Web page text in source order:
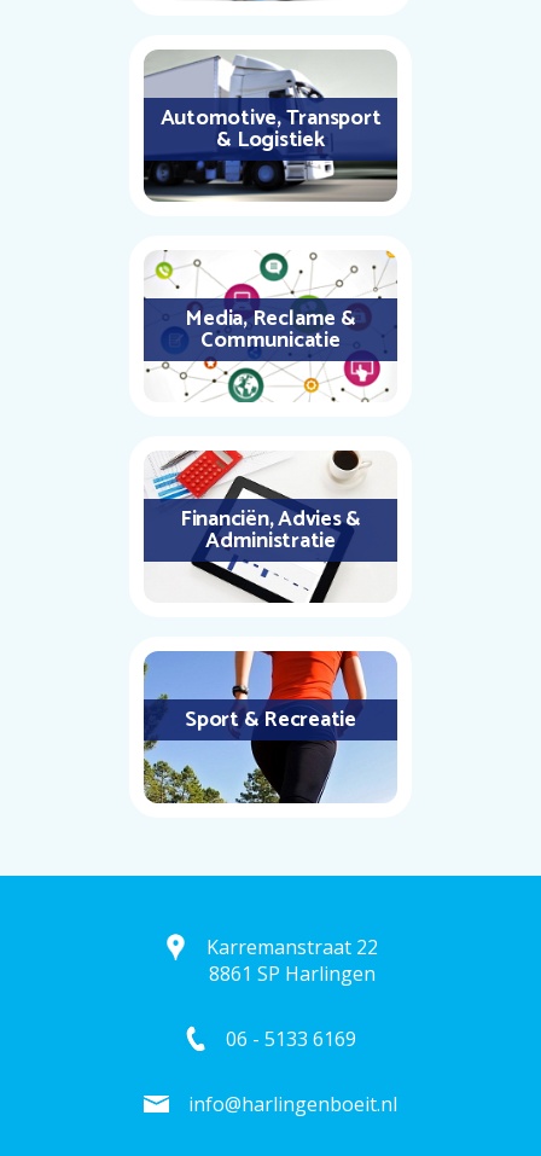
Automotive, Transport
& Logistiek
Media, Reclame &
Communicatie
Financiën, Advies &
Administratie
Sport & Recreatie
Karremanstraat 22
8861 SP Harlingen
06 - 5133 6169
info@harlingenboeit.nl